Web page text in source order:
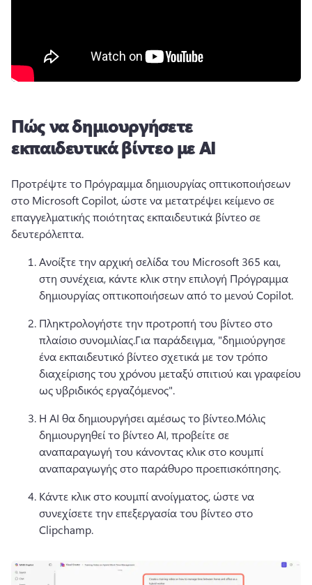
Πώς να δημιουργήσετε
εκπαιδευτικά βίντεο με AI
Προτρέψτε το Πρόγραμμα δημιουργίας οπτικοποιήσεων
στο Microsoft Copilot, ώστε να μετατρέψει κείμενο σε
επαγγελματικής ποιότητας εκπαιδευτικά βίντεο σε
δευτερόλεπτα.
Ανοίξτε την αρχική σελίδα του Microsoft 365 και,
στη συνέχεια, κάντε κλικ στην επιλογή Πρόγραμμα
δημιουργίας οπτικοποιήσεων από το μενού Copilot.
Πληκτρολογήστε την προτροπή του βίντεο στο
πλαίσιο συνομιλίας.Για παράδειγμα, "δημιούργησε
ένα εκπαιδευτικό βίντεο σχετικά με τον τρόπο
διαχείρισης του χρόνου μεταξύ σπιτιού και γραφείου
ως υβριδικός εργαζόμενος".
Η AI θα δημιουργήσει αμέσως το βίντεο.Μόλις
δημιουργηθεί το βίντεο AI, προβείτε σε
αναπαραγωγή του κάνοντας κλικ στο κουμπί
αναπαραγωγής στο παράθυρο προεπισκόπησης.
Κάντε κλικ στο κουμπί ανοίγματος, ώστε να
συνεχίσετε την επεξεργασία του βίντεο στο
Clipchamp.